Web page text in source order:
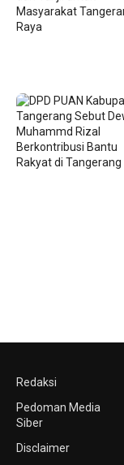
Redaksi
Pedoman Media
Siber
Disclaimer